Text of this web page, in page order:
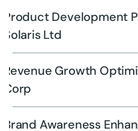
Product Development
Solaris Ltd
Revenue Growth
Corp
Brand Awareness